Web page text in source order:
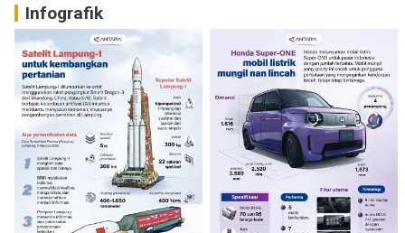
Infografik